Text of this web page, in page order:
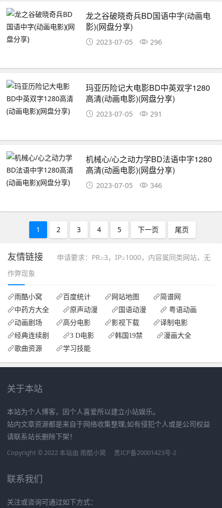
龙之谷破晓奇兵BD国语中字(动画电
影)(网盘分享)
2023-07-05 296
玛亚历险记大电影BD中英双字1280
高清(动画电影)(网盘分享)
2023-07-05 291
机械心/心之动力学BD法语中字1280
高清(动画电影)(网盘分享)
2023-07-05 346
1 2 3 4 5 下一页 尾页
友情链接
申请要求：PR≥3，IP≥1000，内容属同类网站，无
作弊现象
雨酷小窝 百度统计 网站地图
简谱网
中药方大全
原声动漫 国语动漫
粤语动画
动画剧场
高分电影 影视下载
译制电影
经典连续剧
3 D电影 韩国19禁
漫画大全
歌曲资源
学习技能
关于本站
本站为个人博客，因个人喜爱所以建立小站娱乐。
站内文章资源都是来自于网络收集整理,如有侵犯个人或是公司权益
请联系站长删除下架！
Copyright © 2022 本站由 雨酷小窝 黑ICP备20001423号-2
联系我们
关注或咨询可通过如下方式：